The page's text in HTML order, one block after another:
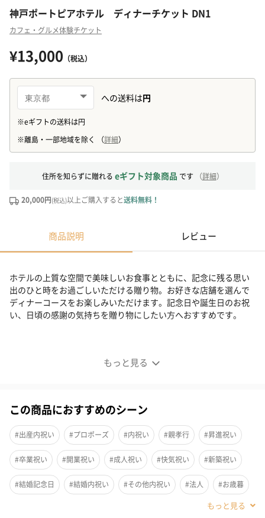
神戸ポートピアホテル ディナーチケット DN1
カフェ・グルメ体験チケット
¥13,000 （税込）
住所を知らずに贈れる eギフト対象商品 です （詳細）
20,000円(税込)以上ご購入すると送料無料！
商品説明 レビュー
もっと見る
ホテルの上質な空間で美味しいお食事とともに、記念に残る思い
出のひと時をお過ごしいただける贈り物。お好きな店舗を選んで
ディナーコースをお楽しみいただけます。記念日や誕生日のお祝
い、日頃の感謝の気持ちを贈り物にしたい方へおすすめです。
この商品におすすめのシーン
#出産内祝い #プロポーズ #内祝い #親孝行 #昇進祝い
#卒業祝い #開業祝い #成人祝い #快気祝い #新築祝い
#結婚記念日 #結婚内祝い #その他内祝い #法人 #お歳暮
#クリスマス